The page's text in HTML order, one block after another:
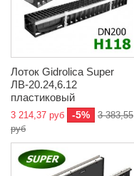
Лоток Gidrolica Super
ЛВ-20.24,6.12
пластиковый
3 214,37 руб -5%
3 383,55
руб